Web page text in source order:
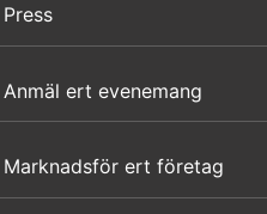
Press
Anmäl ert evenemang
Marknadsför ert företag